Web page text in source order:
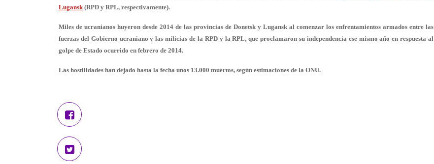
Lugansk (RPD y RPL, respectivamente).
Miles de ucranianos huyeron desde 2014 de las provincias de Donetsk y Lugansk al comenzar los enfrentamientos armados entre las
fuerzas del Gobierno ucraniano y las milicias de la RPD y la RPL, que proclamaron su independencia ese mismo año en respuesta al
golpe de Estado ocurrido en febrero de 2014.
Las hostilidades han dejado hasta la fecha unos 13.000 muertos, según estimaciones de la ONU.